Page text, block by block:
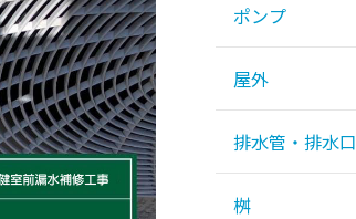
ポンプ
屋外
排水管・排水口
桝